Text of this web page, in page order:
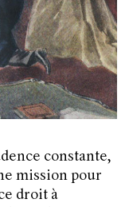
constante,
mission pour
droit à